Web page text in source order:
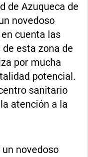
de Azuqueca de
novedoso
cuenta las
esta zona de
por mucha
potencial.
sanitario
atención a la
novedoso